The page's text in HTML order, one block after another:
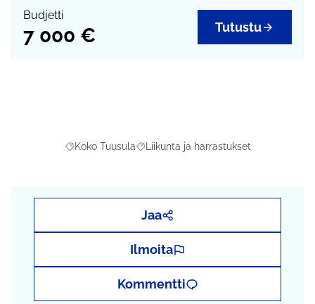
välineet ovat ja mikä koulutus järjestetään.
Budjetti
7 000 € Tutustu
Rajaa tulokset aihepiirin mukaan: Koko Tuusula
Koko TuusulaRajaa tulokset teeman mukaan:
Liikunta ja harrastukset
Jaa
Ilmoita
Kommentti